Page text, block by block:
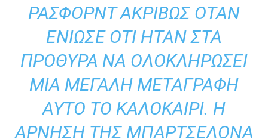
ΡΆΣΦΟΡΝΤ ΑΚΡΙΒΏΣ ΌΤΑΝ
ΈΝΙΩΣΕ ΌΤΙ ΉΤΑΝ ΣΤΑ
ΠΡΌΘΥΡΑ ΝΑ ΟΛΟΚΛΗΡΏΣΕΙ
ΜΙΑ ΜΕΓΆΛΗ ΜΕΤΑΓΡΑΦΉ
ΑΥΤΌ ΤΟ ΚΑΛΟΚΑΊΡΙ. Η
ΆΡΝΗΣΗ ΤΗΣ ΜΠΑΡΤΣΕΛΌΝΑ